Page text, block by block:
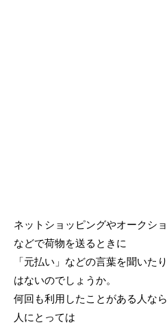
ネットショッピングやオークシ
などで荷物を送るときに
「元払い」などの言葉を聞いた
はないのでしょうか。
何回も利用したことがある人な
人にとっては